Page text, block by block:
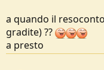
a quando il
gradite) ??
a presto